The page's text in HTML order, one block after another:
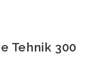
Tehnik 300